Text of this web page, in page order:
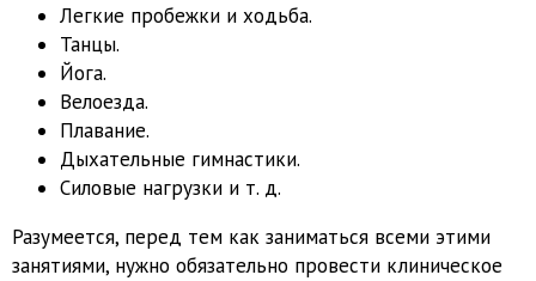
Легкие пробежки и ходьба.
Танцы.
Йога.
Велоезда.
Плавание.
Дыхательные гимнастики.
Силовые нагрузки и т. д.
Разумеется, перед тем как заниматься всеми этими
занятиями, нужно обязательно провести клиническое